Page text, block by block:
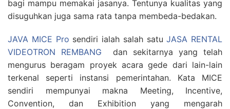
bagi mampu memakai jasanya. Tentunya kualitas yang
disuguhkan juga sama rata tanpa membeda-bedakan.
JAVA MICE Pro sendiri ialah salah satuJASA RENTAL
VIDEOTRON REMBANG dan sekitarnya yang telah
mengurus beragam proyek acara gede dari lain-lain
terkenal seperti instansi pemerintahan. Kata MICE
sendiri mempunyai makna Meeting, Incentive,
Convention, dan Exhibition yang mengarah